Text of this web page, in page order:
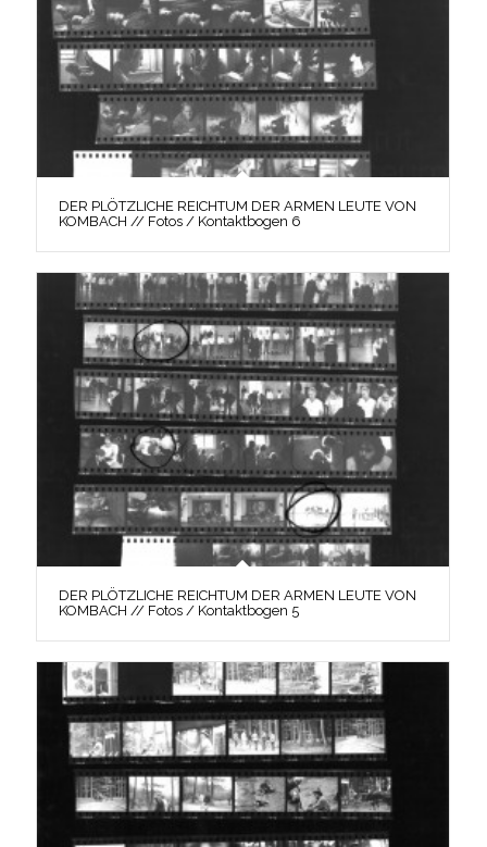
DER PLÖTZLICHE REICHTUM DER ARMEN LEUTE VON
KOMBACH // Fotos / Kontaktbogen 6
DER PLÖTZLICHE REICHTUM DER ARMEN LEUTE VON
KOMBACH // Fotos / Kontaktbogen 5